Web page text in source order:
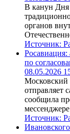
В канун
органов
Источник:
по
08.05.2026
Московский
отправляет
сообщила
Источник: